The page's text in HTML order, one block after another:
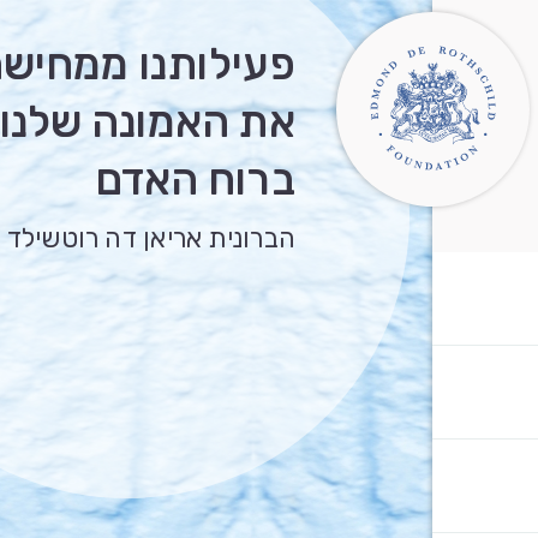
פעילותנו
את האמונה שלנו
ברוח האדם
הברונית אריאן דה רוטשילד